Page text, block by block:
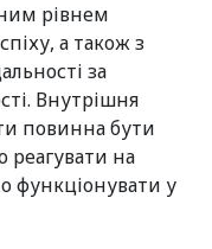
рівнем
а також з
за
Внутрішня
повинна бути
на
функціонувати у